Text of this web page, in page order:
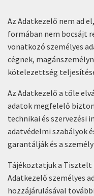
Az Adatkezelő nem ad
formában nem bocsájt
vonatkozó személyes
cégnek,
kötelezettség
Az Adatkezelő a tőle
adatok megfelelő
technikai és szervezési
adatvédelmi szabályok
garantálják és a
Tájékoztatjuk a Tisztelt
Adatkezelő személyes
hozzájárulásával